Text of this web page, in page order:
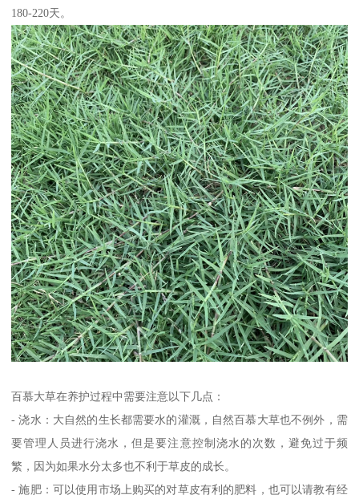
180-220天。
百慕大草在养护过程中需要注意以下几点：
- 浇水：大自然的生长都需要水的灌溉，自然百慕大草也不例外，需
要管理人员进行浇水，但是要注意控制浇水的次数，避免过于频
繁，因为如果水分太多也不利于草皮的成长。
- 施肥：可以使用市场上购买的对草皮有利的肥料，也可以请教有经